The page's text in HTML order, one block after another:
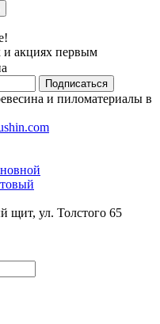
и акциях первым
и пиломатериалы в
щит, ул. Толстого 65